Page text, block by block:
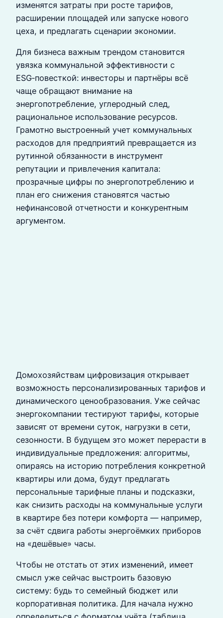
изменятся затраты при росте тарифов,
расширении площадей или запуске нового
цеха, и предлагать сценарии экономии.
Для бизнеса важным трендом становится
увязка коммунальной эффективности с
ESG‑повесткой: инвесторы и партнёры всё
чаще обращают внимание на
энергопотребление, углеродный след,
рациональное использование ресурсов.
Грамотно выстроенный учет коммунальных
расходов для предприятий превращается из
рутинной обязанности в инструмент
репутации и привлечения капитала:
прозрачные цифры по энергопотреблению и
план его снижения становятся частью
нефинансовой отчетности и конкурентным
аргументом.
Домохозяйствам цифровизация открывает
возможность персонализированных тарифов и
динамического ценообразования. Уже сейчас
энергокомпании тестируют тарифы, которые
зависят от времени суток, нагрузки в сети,
сезонности. В будущем это может перерасти в
индивидуальные предложения: алгоритмы,
опираясь на историю потребления конкретной
квартиры или дома, будут предлагать
персональные тарифные планы и подсказки,
как снизить расходы на коммунальные услуги
в квартире без потери комфорта — например,
за счёт сдвига работы энергоёмких приборов
на «дешёвые» часы.
Чтобы не отстать от этих изменений, имеет
смысл уже сейчас выстроить базовую
систему: будь то семейный бюджет или
корпоративная политика. Для начала нужно